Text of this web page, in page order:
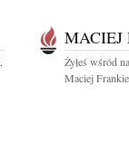
MACIEJ
Żyłeś wśród
Maciej